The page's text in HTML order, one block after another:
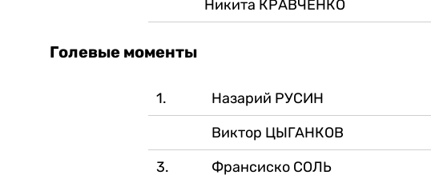
Никита КРАВЧЕНКО
Голевые моменты
1. Назарий РУСИН
Виктор ЦЫГАНКОВ
3.
Франсиско СОЛЬ